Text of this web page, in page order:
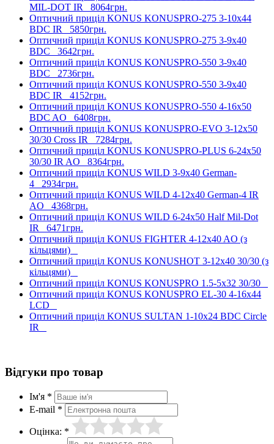
MIL-DOT IR 8064грн.
Оптичний приціл KONUS KONUSPRO-275 3-10x44
BDC IR 5850грн.
Оптичний приціл KONUS KONUSPRO-275 3-9x40
BDC 3642грн.
Оптичний приціл KONUS KONUSPRO-550 3-9x40
BDC 2736грн.
Оптичний приціл KONUS KONUSPRO-550 3-9x40
BDC IR 4152грн.
Оптичний приціл KONUS KONUSPRO-550 4-16x50
BDC AO 6408грн.
Оптичний приціл KONUS KONUSPRO-EVO 3-12x50
30/30 Cross IR 7284грн.
Оптичний приціл KONUS KONUSPRO-PLUS 6-24x50
30/30 IR AO 8364грн.
Оптичний приціл KONUS WILD 3-9x40 German-
4 2934грн.
Оптичний приціл KONUS WILD 4-12x40 German-4 IR
AO 4368грн.
Оптичний приціл KONUS WILD 6-24x50 Half Mil-Dot
IR 6471грн.
Оптичний приціл KONUS FIGHTER 4-12x40 AO (з
кільцями)
Оптичний приціл KONUS KONUSHOT 3-12x40 30/30 (з
кільцями)
Оптичний приціл KONUS KONUSPRO 1.5-5x32 30/30
Оптичний приціл KONUS KONUSPRO EL-30 4-16x44
LCD
Оптичний приціл KONUS SULTAN 1-10x24 BDC Circle
IR
Відгуки про товар
Ім'я *
E-mail *
Оцінка: *